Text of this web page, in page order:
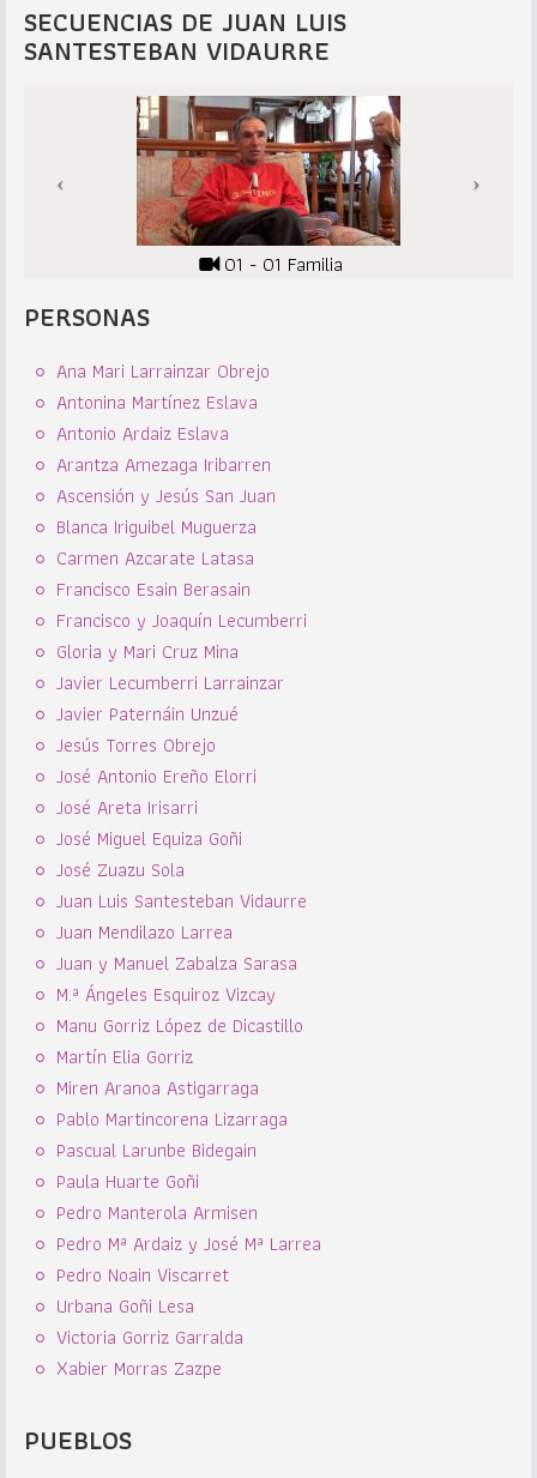
SECUENCIAS DE JUAN LUIS
SANTESTEBAN VIDAURRE
01 - 01 Familia
PERSONAS
Ana Mari Larrainzar Obrejo
Antonina Martínez Eslava
Antonio Ardaiz Eslava
Arantza Amezaga Iribarren
Ascensión y Jesús San Juan
Blanca Iriguibel Muguerza
Carmen Azcarate Latasa
Francisco Esain Berasain
Francisco y Joaquín Lecumberri
Gloria y Mari Cruz Mina
Javier Lecumberri Larrainzar
Javier Paternáin Unzué
Jesús Torres Obrejo
José Antonio Ereño Elorri
José Areta Irisarri
José Miguel Equiza Goñi
José Zuazu Sola
Juan Luis Santesteban Vidaurre
Juan Mendilazo Larrea
Juan y Manuel Zabalza Sarasa
M.ª Ángeles Esquiroz Vizcay
Manu Gorriz López de Dicastillo
Martín Elia Gorriz
Miren Aranoa Astigarraga
Pablo Martincorena Lizarraga
Pascual Larunbe Bidegain
Paula Huarte Goñi
Pedro Manterola Armisen
Pedro Mª Ardaiz y José Mª Larrea
Pedro Noain Viscarret
Urbana Goñi Lesa
Victoria Gorriz Garralda
Xabier Morras Zazpe
PUEBLOS